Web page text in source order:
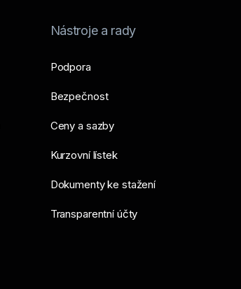
Nástroje a rady
Podpora
Bezpečnost
Ceny a sazby
Kurzovní lístek
Dokumenty ke stažení
Transparentní účty